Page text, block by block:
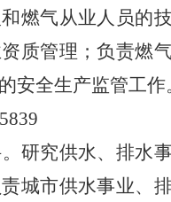
燃气从业人员的
质管理；负责燃
安全生产监管工作
研究供水、排水
城市供水事业、